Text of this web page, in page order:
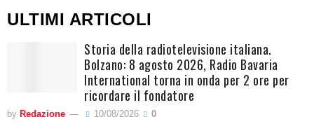
ULTIMI ARTICOLI
Storia della radiotelevisione italiana.
Bolzano: 8 agosto 2026, Radio Bavaria
International torna in onda per 2 ore per
ricordare il fondatore
by Redazione 10/08/2026 0